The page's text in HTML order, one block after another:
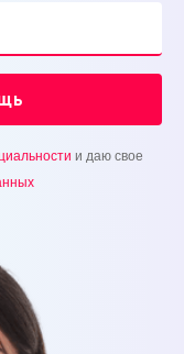
и даю свое